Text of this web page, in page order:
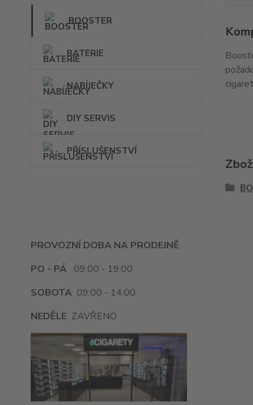
BOOSTER
BATERIE
NABÍJEČKY
DIY SERVIS
PŘÍSLUŠENSTVÍ
PROVOZNÍ DOBA NA PRODEJNĚ
PO - PÁ 09:00 - 19:00
SOBOTA 09:00 - 14:00
NEDĚLE ZAVŘENO